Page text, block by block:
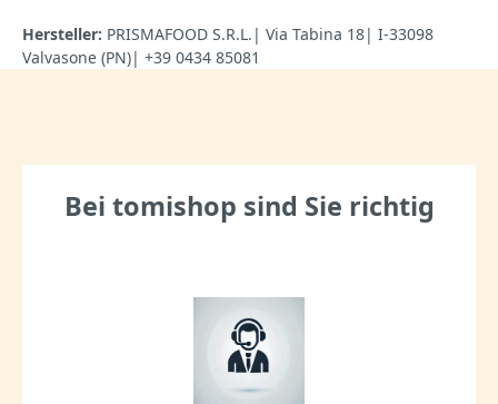
Hersteller: PRISMAFOOD S.R.L.| Via Tabina 18| I-33098
Valvasone (PN)| +39 0434 85081
Bei tomishop sind Sie richtig